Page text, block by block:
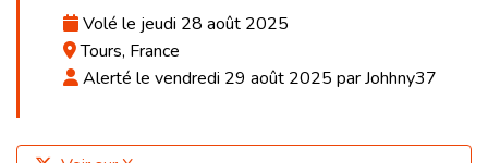
Volé le jeudi 28 août 2025
Tours, France
Alerté le vendredi 29 août 2025 par Johhny37